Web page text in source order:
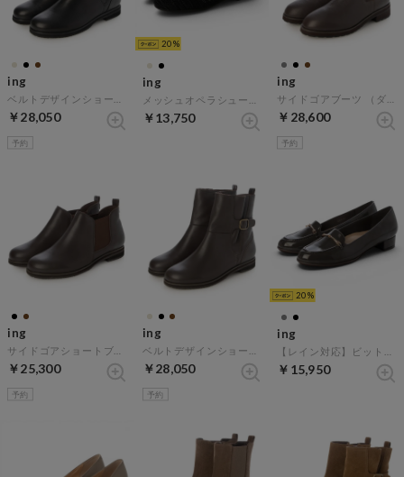
ing
￥28,050
予約
20
ing
￥13,750
ing
￥28,600
予約
ing
￥25,300
予約
ing
￥28,050
予約
20
ing
￥15,950